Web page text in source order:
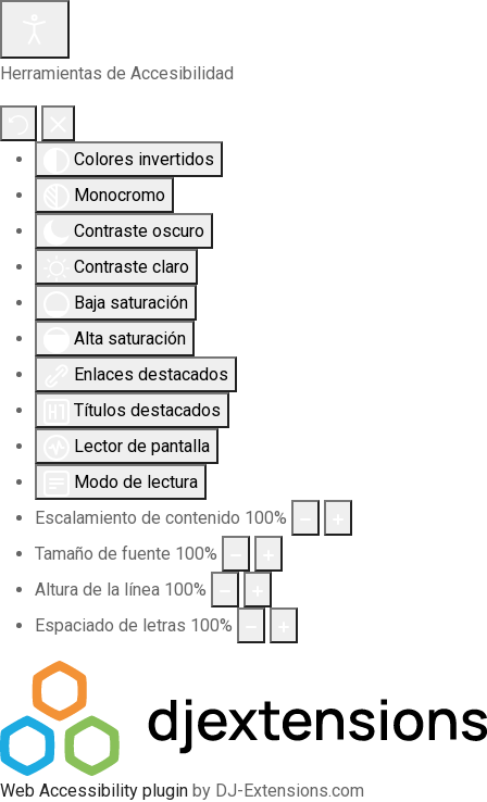
Herramientas de Accesibilidad
Colores invertidos
Monocromo
Contraste oscuro
Contraste claro
Baja saturación
Alta saturación
Enlaces destacados
Títulos destacados
Lector de pantalla
Modo de lectura
Escalamiento de contenido 100%
Tamaño de fuente 100%
Altura de la línea 100%
Espaciado de letras 100%
Web Accessibility plugin by DJ-Extensions.com